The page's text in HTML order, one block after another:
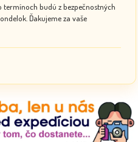
budú z bezpečnostných
Ďakujeme za vaše